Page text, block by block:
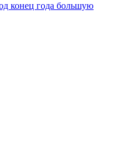
конец года большую